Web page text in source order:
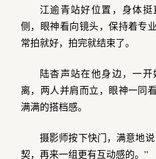
江逾青站好位置，身体
侧，眼神看向镜头，保持着专
常拍就好，拍完就结束了。
陆杳声站在他身边，一
离，两人并肩而立，眼神一同
满满的搭档感。
摄影师按下快门，满意地
契，再来一组更有互动感的。”